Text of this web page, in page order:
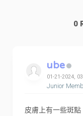
0
ube
01-21-2024,
Junior
皮膚上有一些斑